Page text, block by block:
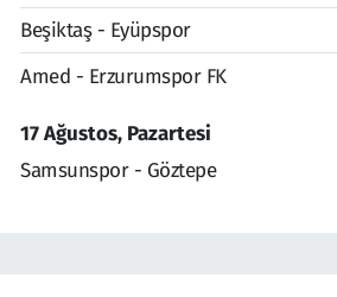
Beşiktaş - Eyüpspor
Amed - Erzurumspor FK
17 Ağustos, Pazartesi
Samsunspor - Göztepe